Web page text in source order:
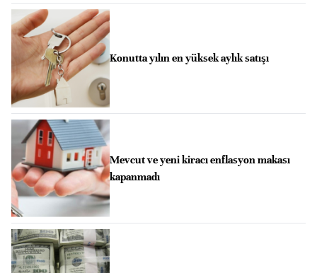
Konutta yılın en yüksek aylık satışı
Mevcut ve yeni kiracı enflasyon makası
kapanmadı